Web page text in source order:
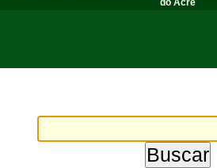
do Acre